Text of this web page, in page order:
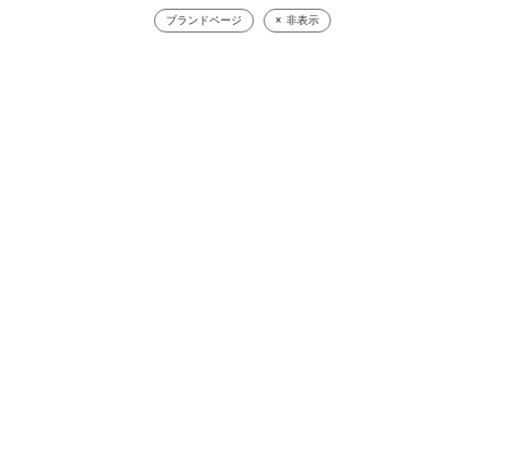
ブランドページ 非表示